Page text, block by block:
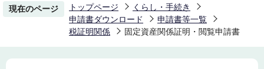
現在のページ トップページ
くらし・手続き
申請書ダウンロード
申請書等一覧
税証明関係
固定資産関係証明・閲覧申請書